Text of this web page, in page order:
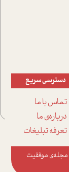
دسترسی سریع
تماس با ما
درباره‌ی ما
تعرفه تبلیغات
مجله‌ی موفقیت